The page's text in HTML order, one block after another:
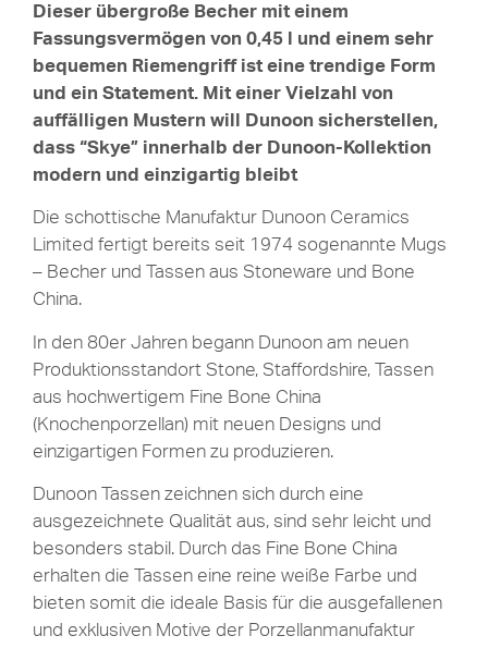
Dieser übergroße Becher mit einem
Fassungsvermögen von 0,45 l und einem sehr
bequemen Riemengriff ist eine trendige Form
und ein Statement. Mit einer Vielzahl von
auffälligen Mustern will Dunoon sicherstellen,
dass “Skye” innerhalb der Dunoon-Kollektion
modern und einzigartig bleibt
Die schottische Manufaktur Dunoon Ceramics
Limited fertigt bereits seit 1974 sogenannte Mugs
– Becher und Tassen aus Stoneware und Bone
China.
In den 80er Jahren begann Dunoon am neuen
Produktionsstandort Stone, Staffordshire, Tassen
aus hochwertigem Fine Bone China
(Knochenporzellan) mit neuen Designs und
einzigartigen Formen zu produzieren.
Dunoon Tassen zeichnen sich durch eine
ausgezeichnete Qualität aus, sind sehr leicht und
besonders stabil. Durch das Fine Bone China
erhalten die Tassen eine reine weiße Farbe und
bieten somit die ideale Basis für die ausgefallenen
und exklusiven Motive der Porzellanmanufaktur